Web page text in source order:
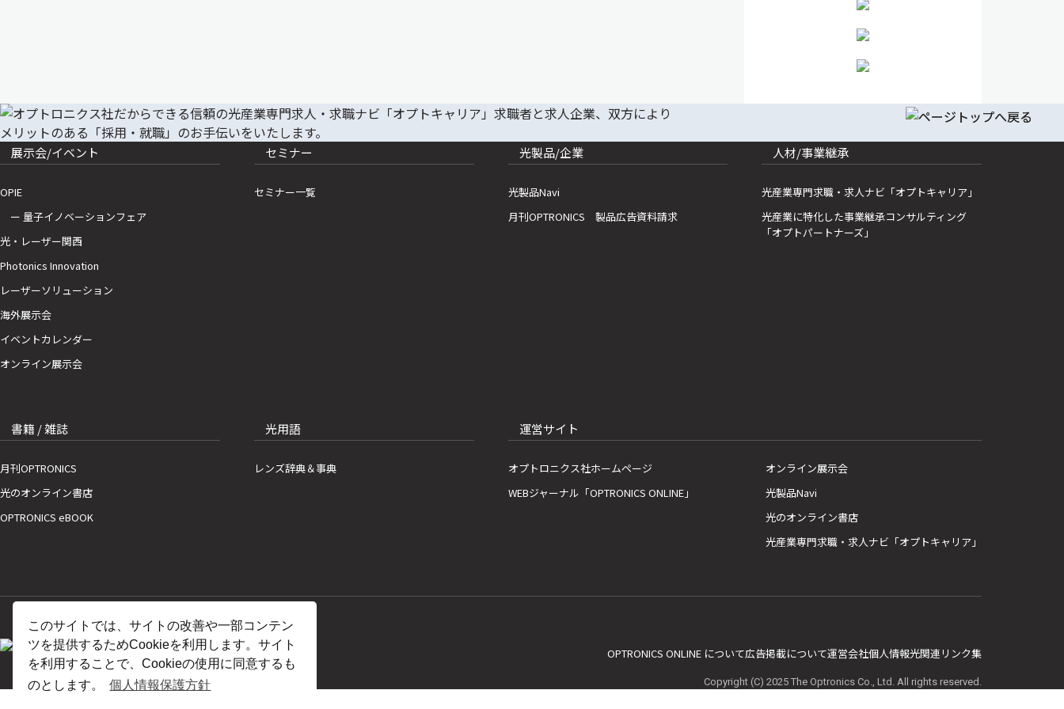
このサイトでは、サイトの改善や一部コンテン
ツを提供するためCookieを利用します。サイト
を利用することで、Cookieの使用に同意するも
のとします。
個人情報保護方針
展示会/イベント
OPIE
ー 量子イノベーションフェア
光・レーザー関西
Photonics Innovation
レーザーソリューション
海外展示会
イベントカレンダー
オンライン展示会
セミナー
セミナー一覧
光製品/企業
光製品Navi
月刊OPTRONICS 製品広告資料請求
人材/事業継承
光産業専門求職・求人ナビ「オプトキャリア」
光産業に特化した事業継承コンサルティング
「オプトパートナーズ」
書籍 / 雑誌
月刊OPTRONICS
光のオンライン書店
OPTRONICS eBOOK
光用語
レンズ辞典＆事典
運営サイト
オプトロニクス社ホームページ
WEBジャーナル「OPTRONICS ONLINE」
オンライン展示会
光製品Navi
光のオンライン書店
光産業専門求職・求人ナビ「オプトキャリア」
OPTRONICS ONLINE について広告掲載について運営会社個人情報光関連リンク集
Copyright (C) 2025 The Optronics Co., Ltd. All rights reserved.